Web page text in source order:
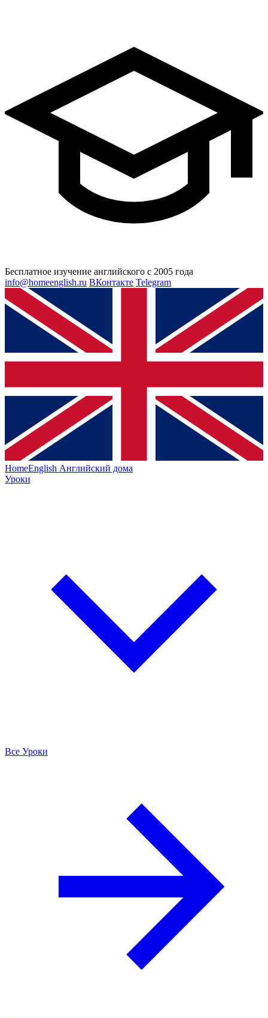
Бесплатное изучение английского с 2005 года
info@homeenglish.ru ВКонтакте Telegram
HomeEnglish Английский дома
Уроки
Все Уроки